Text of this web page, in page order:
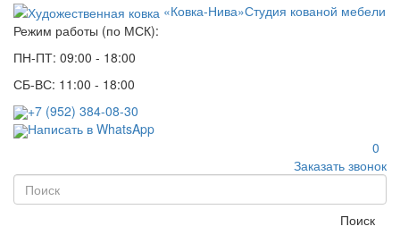
«Ковка-Нива»Студия кованой мебели
Режим работы (по МСК):
ПН-ПТ: 09:00 - 18:00
СБ-ВС: 11:00 - 18:00
+7 (952) 384-08-30
Написать в WhatsApp
0
Заказать звонок
Поиск